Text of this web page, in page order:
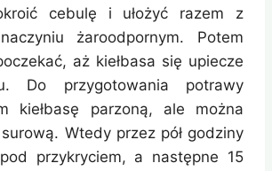
cebulę i ułożyć razem z
żaroodpornym. Potem
aż kiełbasa się upiecze
Do przygotowania potrawy
kiełbasę parzoną, ale można
Wtedy przez pół godziny
przykryciem, a następne 15